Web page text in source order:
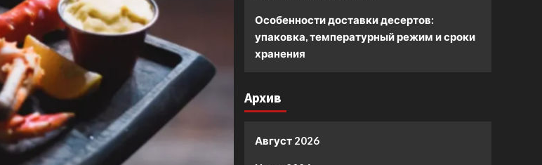
Особенности доставки десертов:
упаковка, температурный режим и сроки
хранения
Архив
Август 2026